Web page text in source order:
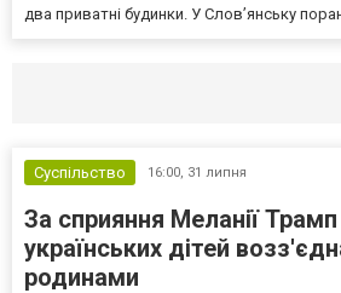
два приватні будинки. У Слов’янську
Суспільство 16:00, 31 липня
За сприяння Меланії
українських дітей
родинами